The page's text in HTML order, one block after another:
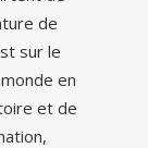
de
sur le
en
et de